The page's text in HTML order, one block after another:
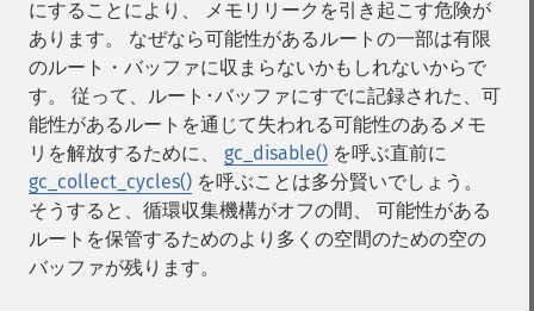
にすることにより、 メモリリークを引き起こす危険が
あります。 なぜなら可能性があるルートの一部は有限
のルート・バッファに収まらないかもしれないからで
す。 従って、ルート･バッファにすでに記録された、可
能性があるルートを通じて失われる可能性のあるメモ
リを解放するために、 gc_disable() を呼ぶ直前に
gc_collect_cycles() を呼ぶことは多分賢いでしょう。
そうすると、循環収集機構がオフの間、 可能性がある
ルートを保管するためのより多くの空間のための空の
バッファが残ります。